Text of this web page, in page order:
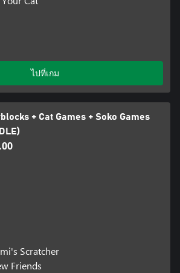
ไปที่เกม
+ Cat Games + Soko Games
Scratcher
Friends